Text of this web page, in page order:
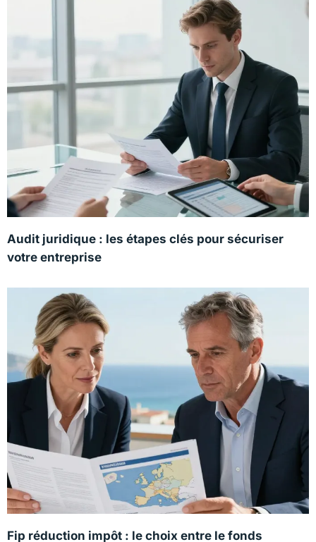
Audit juridique : les étapes clés pour sécuriser
votre entreprise
Fip réduction impôt : le choix entre le fonds